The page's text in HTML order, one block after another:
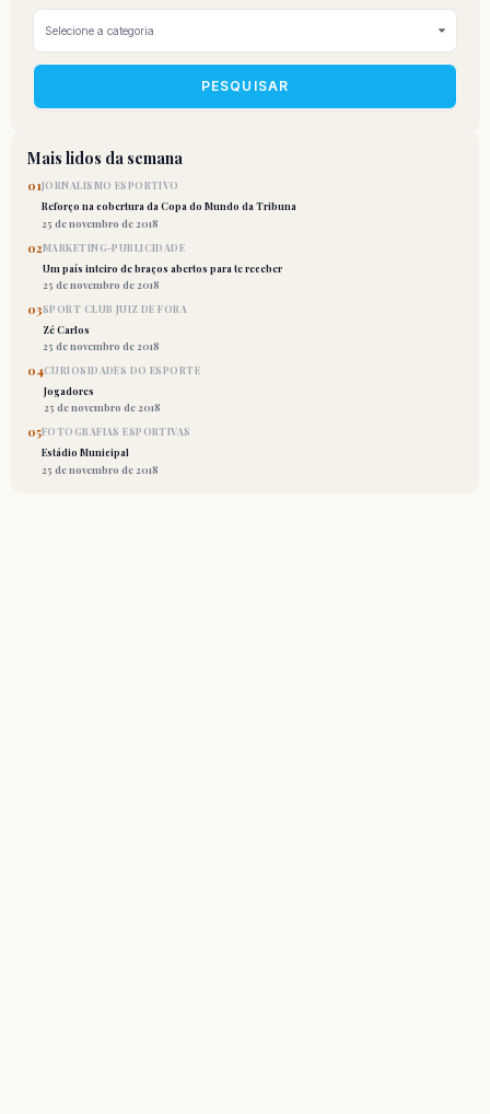
PESQUISAR
Mais lidos da semana
01JORNALISMO ESPORTIVO
Reforço na cobertura da Copa do Mundo da Tribuna
25 de novembro de 2018
02MARKETING-PUBLICIDADE
Um país inteiro de braços abertos para te receber
25 de novembro de 2018
03SPORT CLUB JUIZ DE FORA
Zé Carlos
25 de novembro de 2018
04CURIOSIDADES DO ESPORTE
Jogadores
25 de novembro de 2018
05FOTOGRAFIAS ESPORTIVAS
Estádio Municipal
25 de novembro de 2018